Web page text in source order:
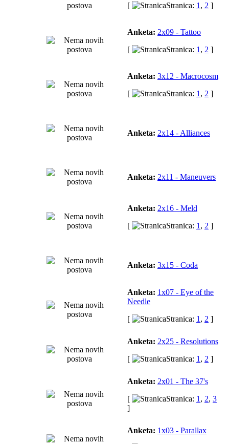
[
Stranica: 1 , 2 ]
Anketa: 2x09 - Tattoo
[
Stranica: 1 , 2 ]
Anketa: 3x12 - Macrocosm
[
Stranica: 1 , 2 ]
Anketa: 2x14 - Alliances
Anketa: 2x11 - Maneuvers
Anketa: 2x16 - Meld
[
Stranica: 1 , 2 ]
Anketa: 3x15 - Coda
Anketa: 1x07 - Eye of the
Needle
[
Stranica: 1 , 2 ]
Anketa: 2x25 - Resolutions
[
Stranica: 1 , 2 ]
Anketa: 2x01 - The 37's
[
Stranica: 1 , 2, 3
]
Anketa: 1x03 - Parallax